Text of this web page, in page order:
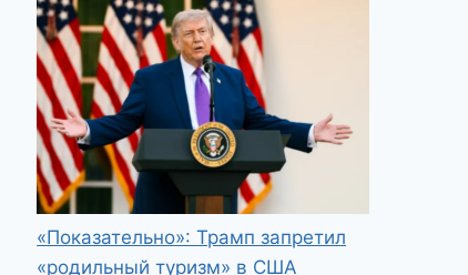
«Показательно»: Трамп запретил
«родильный туризм» в США